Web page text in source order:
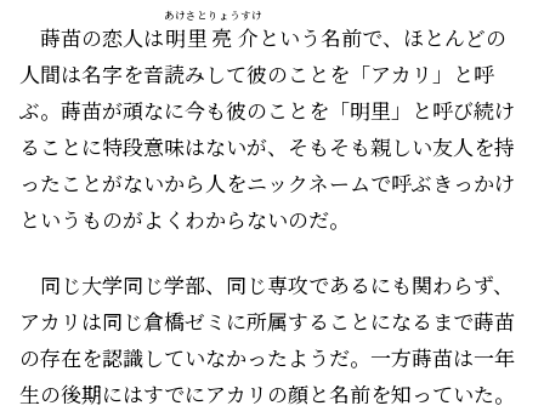
蒔苗の恋人は明里
あけさと
亮介
りょうすけ
という名前で、ほとんどの
人間は名字を音読みして彼のことを「アカリ」と呼
ぶ。蒔苗が頑なに今も彼のことを「明里」と呼び続け
ることに特段意味はないが、そもそも親しい友人を持
ったことがないから人をニックネームで呼ぶきっかけ
というものがよくわからないのだ。
同じ大学同じ学部、同じ専攻であるにも関わらず、
アカリは同じ倉橋ゼミに所属することになるまで蒔苗
の存在を認識していなかったようだ。一方蒔苗は一年
生の後期にはすでにアカリの顔と名前を知っていた。